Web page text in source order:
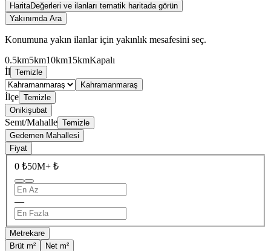
HaritaDeğerleri ve ilanları tematik haritada görün
Yakınımda Ara
Konumuna yakın ilanlar için yakınlık mesafesini seç.
0.5km5km10km15kmKapalı
İl Temizle
Kahramanmaraş
İlçe Temizle
Onikişubat
Semt/Mahalle Temizle
Gedemen Mahallesi
Fiyat
0 ₺50M+ ₺
—
Metrekare
Brüt m²
Net m²